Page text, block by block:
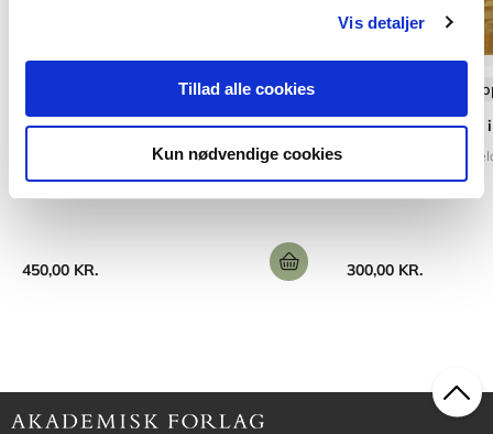
Vis detaljer
Tillad alle cookies
Kun nødvendige cookies
Softcover med flapper
Anvisning 219: Dagslys i rum og
Jens Christoffersen Kjeld Johnsen
450,00 KR.
Softcover med
Anvisning 238:
300,00 KR.